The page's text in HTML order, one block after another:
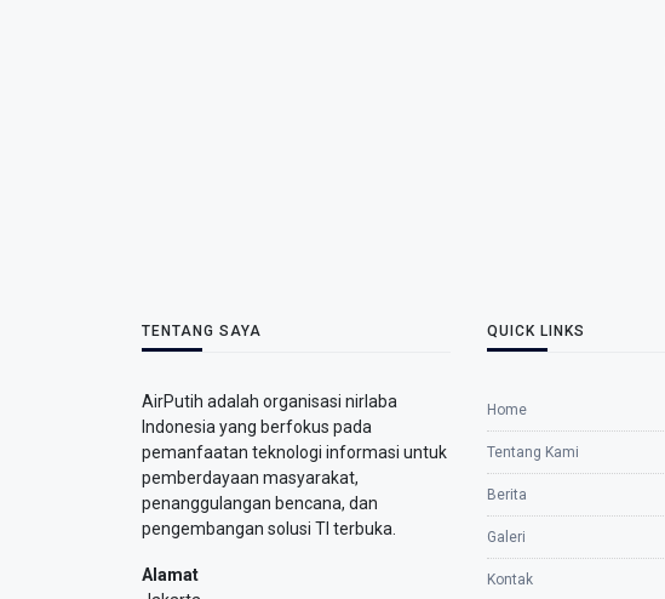
TENTANG SAYA
AirPutih adalah organisasi nirlaba
Indonesia yang berfokus pada
pemanfaatan teknologi informasi untuk
pemberdayaan masyarakat,
penanggulangan bencana, dan
pengembangan solusi TI terbuka.
Alamat
QUICK LINKS
Home
Tentang Kami
Berita
Galeri
Kontak